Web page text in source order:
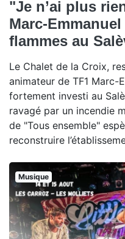
"Je n’ai plus
Marc-
flammes au
Le Chalet de la Croix,
animateur de TF1 Marc-
fortement investi au
ravagé par un incendie
de "Tous ensemble"
reconstruire
Musique